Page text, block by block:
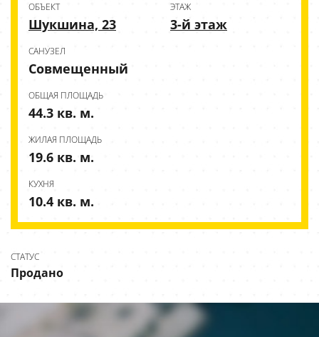
ОБЪЕКТ
Шукшина, 23
ЭТАЖ
3-й этаж
CАНУЗЕЛ
Совмещенный
ОБЩАЯ ПЛОЩАДЬ
44.3 кв. м.
ЖИЛАЯ ПЛОЩАДЬ
19.6 кв. м.
КУХНЯ
10.4 кв. м.
СТАТУС
Продано